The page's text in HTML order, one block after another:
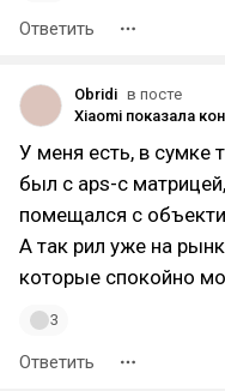
Ответить
Obridi в посте
У меня есть, в сумке
был с aps-c
помещался с
А так рил уже на
которые спокойно
3
Ответить